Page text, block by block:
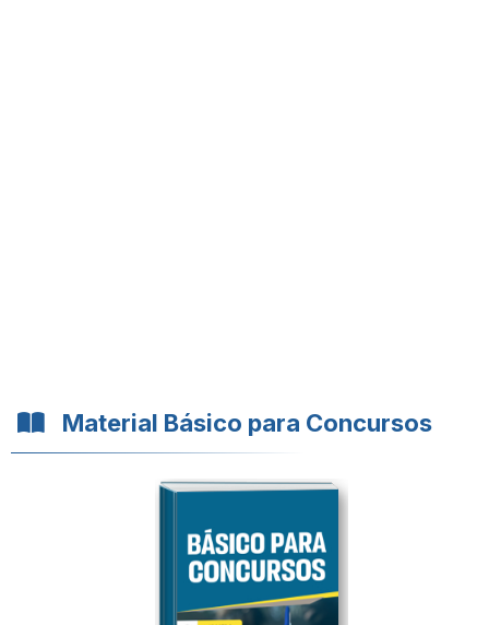
Material Básico para Concursos